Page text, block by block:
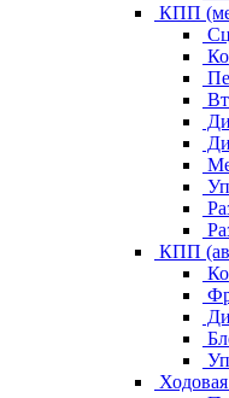
КПП
КПП